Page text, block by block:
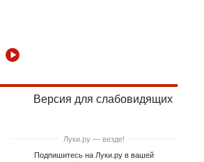
Версия для слабовидящих
Луки.ру — везде!
Подпишитесь на Луки.ру в вашей